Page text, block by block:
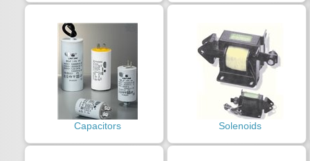
Capacitors Solenoids